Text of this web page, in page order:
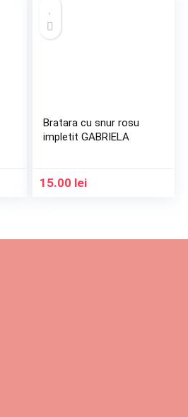
Bratara cu snur rosu
impletit GABRIELA
15.00 lei